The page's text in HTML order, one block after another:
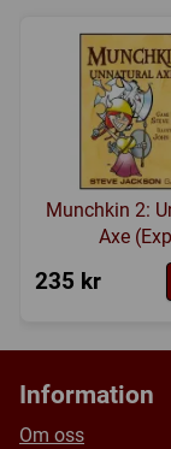
Tillverkare:
Länkar:
Försälj. rank:
Munchkin 2:
Axe
235 kr
Information
Om oss